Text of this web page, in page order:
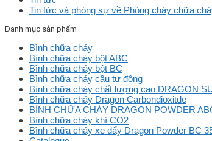
Tin tức và phóng sự về Phòng cháy chữa
Danh mục sản phẩm
Bình chữa cháy
Bình chữa cháy bột ABC
Bình chữa cháy bột BC
Bình chữa cháy cầu tự động
Bình chữa cháy chất lượng cao DRAGON
Bình chữa cháy Dragon Carbondioxitde
BÌNH CHỮA CHÁY DRAGON POWDER
Bình chữa cháy khí CO2
Bình chữa cháy xe đẩy Dragon Powder BC